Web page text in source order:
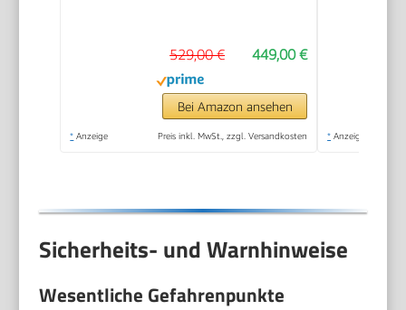
Allergie
Program/Auto
Program/Eco
Wash/Steam
449,00 €
529,00 €
Bei Amazon ansehen
* Anzeige Preis inkl. MwSt., zzgl. Versandkosten * Anzeige
Sicherheits- und Warnhinweise
Wesentliche Gefahrenpunkte